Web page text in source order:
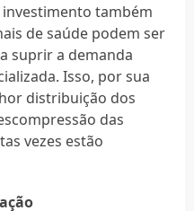
também
de saúde podem ser
suprir a demanda
Isso, por sua
distribuição dos
das
vezes estão